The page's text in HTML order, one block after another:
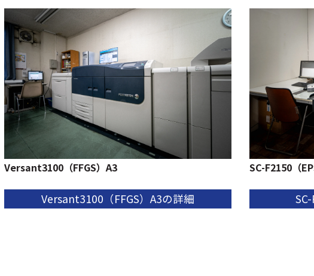
Versant3100（FFGS）A3
Versant3100（FFGS）A3の詳細
SC-F2150（